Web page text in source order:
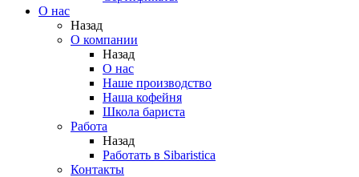
О нас
Назад
O компании
Назад
О нас
Наше производство
Наша кофейня
Школа бариста
Работа
Назад
Работать в Sibaristica
Контакты